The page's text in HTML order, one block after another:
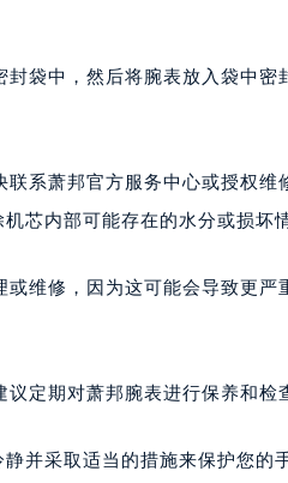
袋中，然后将腕表放入袋中
系萧邦官方服务中心或授权
芯内部可能存在的水分或损坏
维修，因为这可能会导致更
定期对萧邦腕表进行保养和检
并采取适当的措施来保护您的